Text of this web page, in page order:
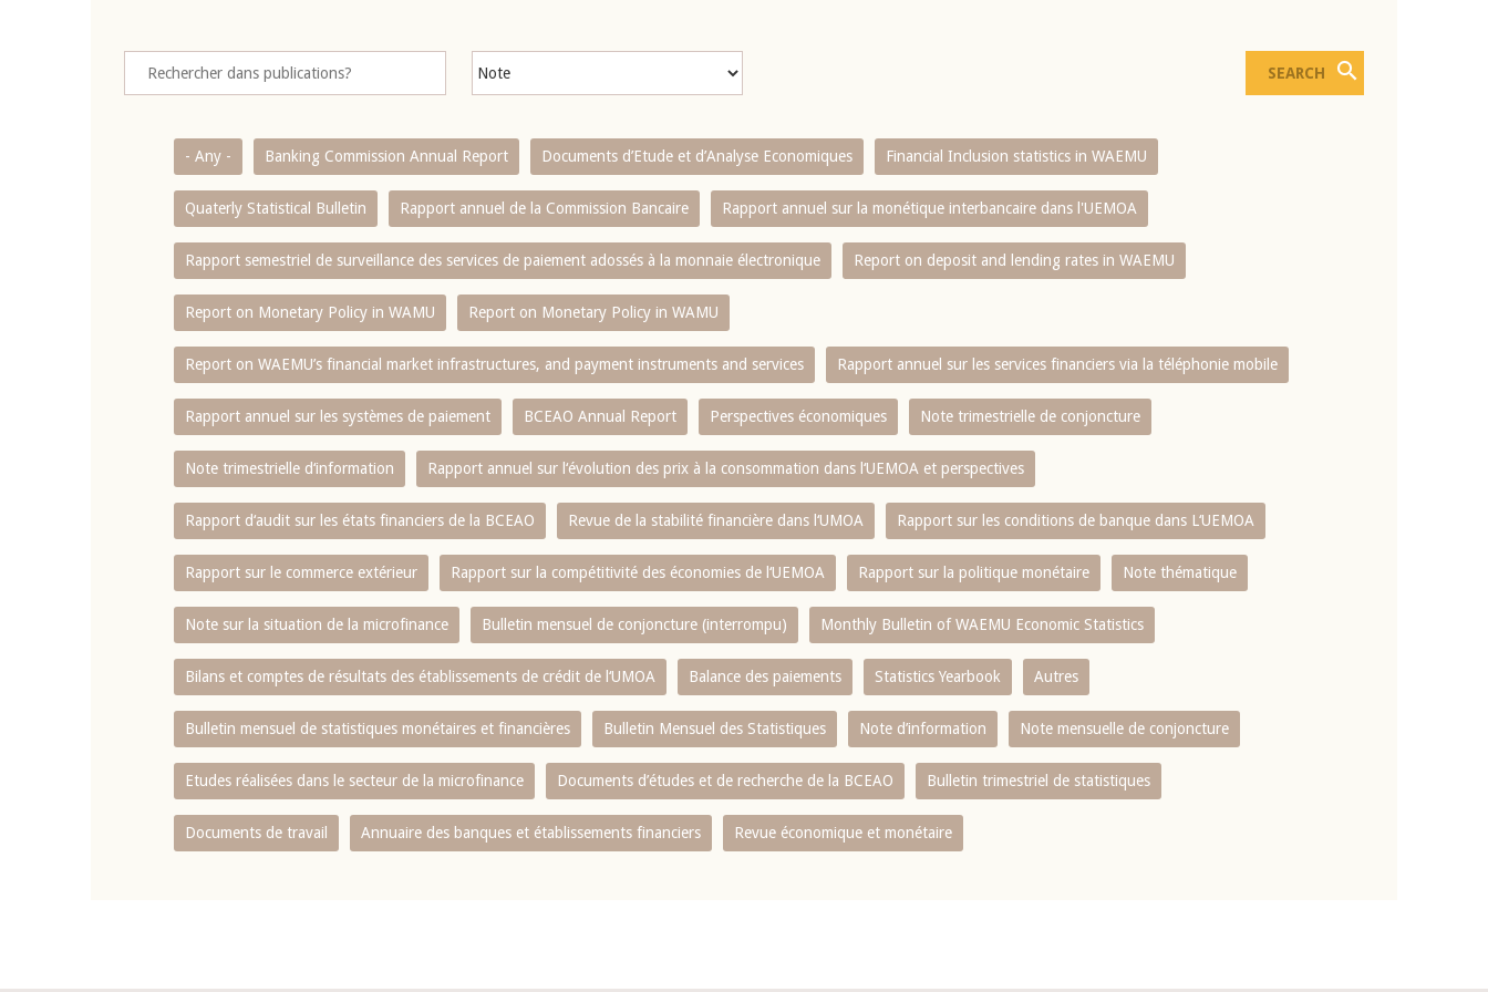
- Any - Banking Commission Annual Report Documents d’Etude et d’Analyse Economiques Financial Inclusion statistics in WAEMU
Quaterly Statistical Bulletin Rapport annuel de la Commission Bancaire Rapport annuel sur la monétique interbancaire dans l'UEMOA
Rapport semestriel de surveillance des services de paiement adossés à la monnaie électronique Report on deposit and lending rates in WAEMU
Report on Monetary Policy in WAMU Report on Monetary Policy in WAMU
Report on WAEMU’s financial market infrastructures, and payment instruments and services Rapport annuel sur les services financiers via la téléphonie mobile
Rapport annuel sur les systèmes de paiement BCEAO Annual Report Perspectives économiques Note trimestrielle de conjoncture
Note trimestrielle d‘information Rapport annuel sur l‘évolution des prix à la consommation dans l‘UEMOA et perspectives
Rapport d‘audit sur les états financiers de la BCEAO Revue de la stabilité financière dans l‘UMOA Rapport sur les conditions de banque dans L‘UEMOA
Rapport sur le commerce extérieur Rapport sur la compétitivité des économies de l‘UEMOA Rapport sur la politique monétaire Note thématique
Note sur la situation de la microfinance Bulletin mensuel de conjoncture (interrompu) Monthly Bulletin of WAEMU Economic Statistics
Bilans et comptes de résultats des établissements de crédit de l‘UMOA Balance des paiements Statistics Yearbook Autres
Bulletin mensuel de statistiques monétaires et financières Bulletin Mensuel des Statistiques Note d’information Note mensuelle de conjoncture
Etudes réalisées dans le secteur de la microfinance Documents d’études et de recherche de la BCEAO Bulletin trimestriel de statistiques
Documents de travail Annuaire des banques et établissements financiers Revue économique et monétaire